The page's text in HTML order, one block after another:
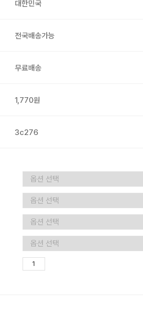
대한민국
전국배송가능
무료배송
1,770원
3c276